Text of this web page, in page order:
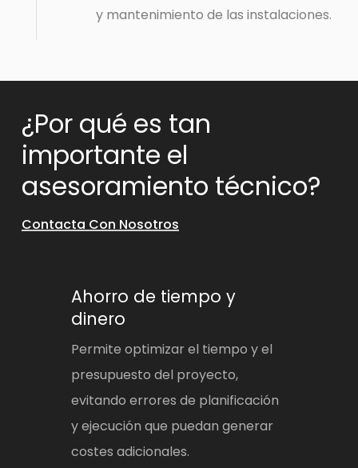
y mantenimiento de las instalaciones.
¿Por qué es tan
importante el
asesoramiento técnico?
Contacta Con Nosotros
Ahorro de tiempo y
dinero
Permite optimizar el tiempo y el
presupuesto del proyecto,
evitando errores de planificación
y ejecución que puedan generar
costes adicionales.